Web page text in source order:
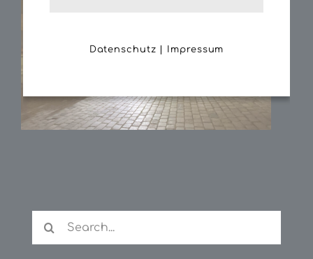
for:
Datenschutz Impressum